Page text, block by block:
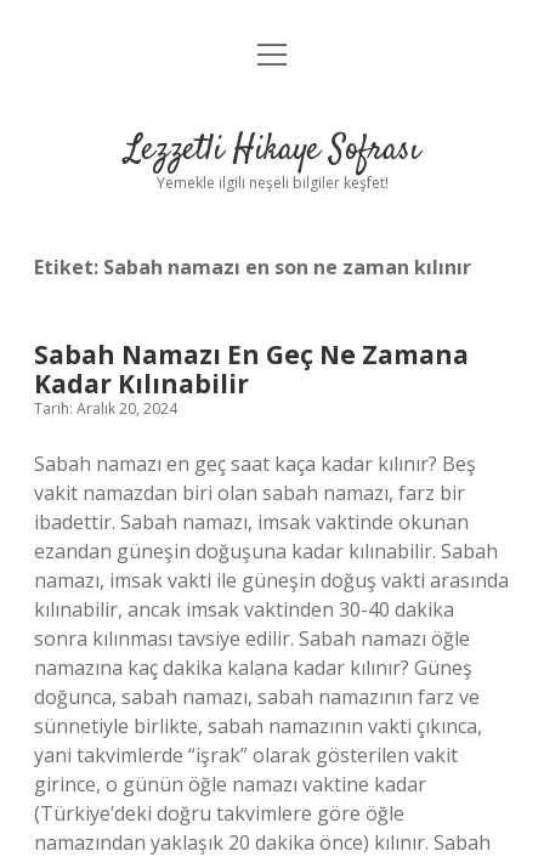
Anasayfa
Yasal Uyarı
menüyü
Lezzetli Hikaye Sofrası
Yemekle ilgili neşeli bilgiler keşfet!
Etiket: Sabah namazı en son ne zaman kılınır
Sabah Namazı En Geç Ne Zamana
Kadar Kılınabilir
Tarih: Aralık 20, 2024
Sabah namazı en geç saat kaça kadar kılınır? Beş
vakit namazdan biri olan sabah namazı, farz bir
ibadettir. Sabah namazı, imsak vaktinde okunan
ezandan güneşin doğuşuna kadar kılınabilir. Sabah
namazı, imsak vakti ile güneşin doğuş vakti arasında
kılınabilir, ancak imsak vaktinden 30-40 dakika
sonra kılınması tavsiye edilir. Sabah namazı öğle
namazına kaç dakika kalana kadar kılınır? Güneş
doğunca, sabah namazı, sabah namazının farz ve
sünnetiyle birlikte, sabah namazının vakti çıkınca,
yani takvimlerde “işrak” olarak gösterilen vakit
girince, o günün öğle namazı vaktine kadar
(Türkiye’deki doğru takvimlere göre öğle
namazından yaklaşık 20 dakika önce) kılınır. Sabah